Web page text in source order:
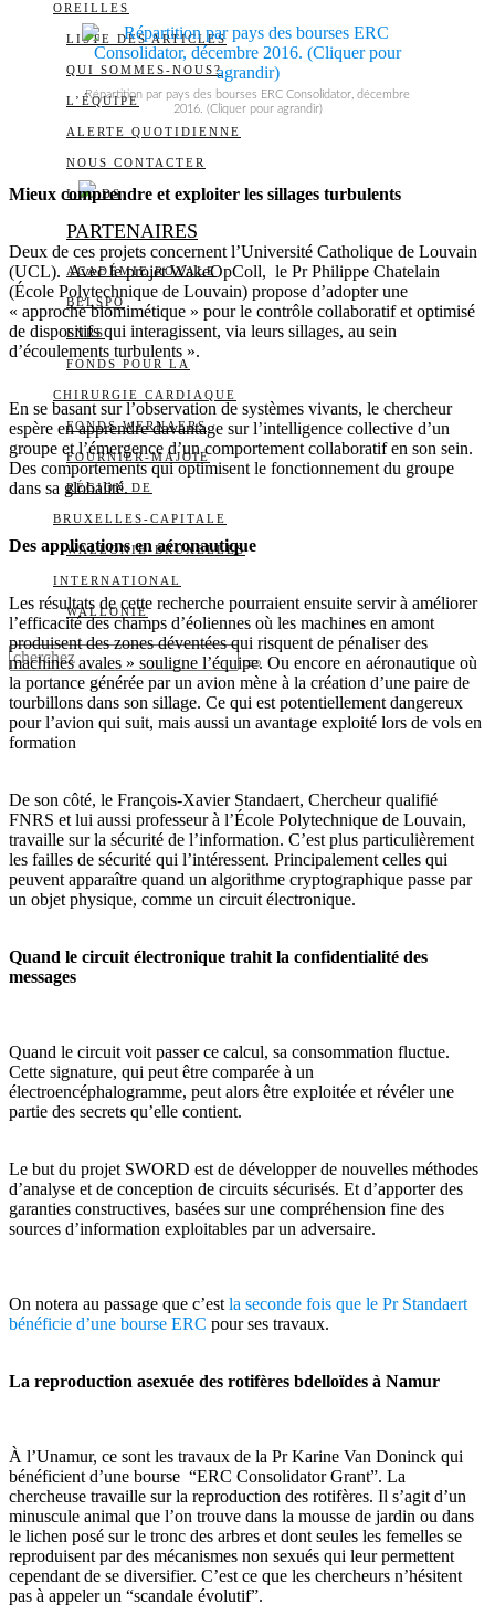
OREILLES
LISTE DES ARTICLES
QUI SOMMES-NOUS?
L’ÉQUIPE
ALERTE QUOTIDIENNE
NOUS CONTACTER
I DS
PARTENAIRES
ACADÉMIE ROYALE
BELSPO
FNRS
FONDS POUR LA
CHIRURGIE CARDIAQUE
FONDS WERNAERS
FOURNIER-MAJOIE
RÉGION DE
BRUXELLES-CAPITALE
WALLONIE-BRUXELLES
INTERNATIONAL
WALLONIE
Répartition par pays des bourses ERC Consolidator, décembre
2016. (Cliquer pour agrandir)
Mieux comprendre et exploiter les sillages turbulents
Deux de ces projets concernent l’Université Catholique de Louvain
(UCL). Avec le projet WakeOpColl, le Pr Philippe Chatelain
(École Polytechnique de Louvain) propose d’adopter une
« approche biomimétique » pour le contrôle collaboratif et optimisé
de dispositifs qui interagissent, via leurs sillages, au sein
d’écoulements turbulents ».
En se basant sur l’observation de systèmes vivants, le chercheur
espère en apprendre davantage sur l’intelligence collective d’un
groupe et l’émergence d’un comportement collaboratif en son sein.
Des comportements qui optimisent le fonctionnement du groupe
dans sa globalité.
Des applications en aéronautique
Les résultats de cette recherche pourraient ensuite servir à améliorer
l’efficacité des champs d’éoliennes où les machines en amont
produisent des zones déventées qui risquent de pénaliser des
machines avales » souligne l’équipe. Ou encore en aéronautique où
la portance générée par un avion mène à la création d’une paire de
tourbillons dans son sillage. Ce qui est potentiellement dangereux
pour l’avion qui suit, mais aussi un avantage exploité lors de vols en
formation
De son côté, le François-Xavier Standaert, Chercheur qualifié
FNRS et lui aussi professeur à l’École Polytechnique de Louvain,
travaille sur la sécurité de l’information. C’est plus particulièrement
les failles de sécurité qui l’intéressent. Principalement celles qui
peuvent apparaître quand un algorithme cryptographique passe par
un objet physique, comme un circuit électronique.
Quand le circuit électronique trahit la confidentialité des
messages
Quand le circuit voit passer ce calcul, sa consommation fluctue.
Cette signature, qui peut être comparée à un
électroencéphalogramme, peut alors être exploitée et révéler une
partie des secrets qu’elle contient.
Le but du projet SWORD est de développer de nouvelles méthodes
d’analyse et de conception de circuits sécurisés. Et d’apporter des
garanties constructives, basées sur une compréhension fine des
sources d’information exploitables par un adversaire.
On notera au passage que c’est la seconde fois que le Pr Standaert
bénéficie d’une bourse ERC pour ses travaux.
La reproduction asexuée des rotifères bdelloïdes à Namur
À l’Unamur, ce sont les travaux de la Pr Karine Van Doninck qui
bénéficient d’une bourse “ERC Consolidator Grant”. La
chercheuse travaille sur la reproduction des rotifères. Il s’agit d’un
minuscule animal que l’on trouve dans la mousse de jardin ou dans
le lichen posé sur le tronc des arbres et dont seules les femelles se
reproduisent par des mécanismes non sexués qui leur permettent
cependant de se diversifier. C’est ce que les chercheurs n’hésitent
pas à appeler un “scandale évolutif”.